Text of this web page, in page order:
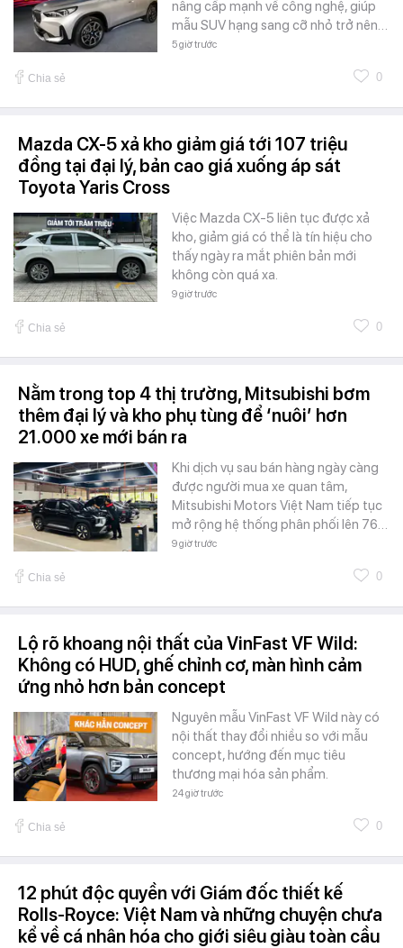
nâng cấp mạnh về công nghệ, giúp
mẫu SUV hạng sang cỡ nhỏ trở nên…
5 giờ trước
Chia sẻ 0
Mazda CX-5 xả kho giảm giá tới 107 triệu
đồng tại đại lý, bản cao giá xuống áp sát
Toyota Yaris Cross
Việc Mazda CX-5 liên tục được xả
kho, giảm giá có thể là tín hiệu cho
thấy ngày ra mắt phiên bản mới
không còn quá xa.
9 giờ trước
Chia sẻ 0
Nằm trong top 4 thị trường, Mitsubishi bơm
thêm đại lý và kho phụ tùng để ‘nuôi’ hơn
21.000 xe mới bán ra
Khi dịch vụ sau bán hàng ngày càng
được người mua xe quan tâm,
Mitsubishi Motors Việt Nam tiếp tục
mở rộng hệ thống phân phối lên 76…
9 giờ trước
Chia sẻ 0
Lộ rõ khoang nội thất của VinFast VF Wild:
Không có HUD, ghế chỉnh cơ, màn hình cảm
ứng nhỏ hơn bản concept
Nguyên mẫu VinFast VF Wild này có
nội thất thay đổi nhiều so với mẫu
concept, hướng đến mục tiêu
thương mại hóa sản phẩm.
24 giờ trước
Chia sẻ 0
12 phút độc quyền với Giám đốc thiết kế
Rolls-Royce: Việt Nam và những chuyện chưa
kể về cá nhân hóa cho giới siêu giàu toàn cầu